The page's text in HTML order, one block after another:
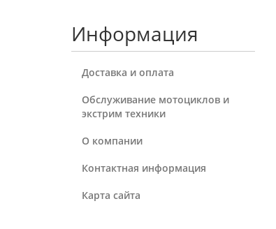
Информация
Доставка и оплата
Обслуживание мотоциклов и
экстрим техники
О компании
Контактная информация
Карта сайта